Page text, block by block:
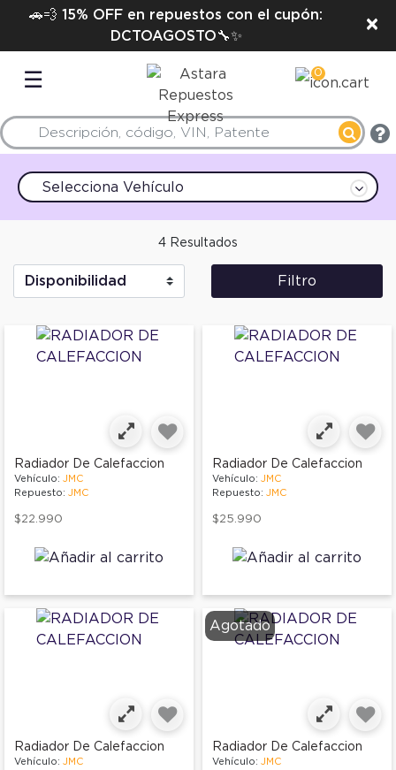
🚗💨 15% OFF en repuestos con el cupón:
DCTOAGOSTO🔧✨
×
☰ 0
Selecciona Vehículo
4 Resultados
Filtro
Radiador De Calefaccion
Vehículo: JMC
Repuesto: JMC
$22.990
Radiador De Calefaccion
Vehículo: JMC
Repuesto: JMC
$25.990
Radiador De Calefaccion
Vehículo: JMC
Agotado
Radiador De Calefaccion
Vehículo: JMC